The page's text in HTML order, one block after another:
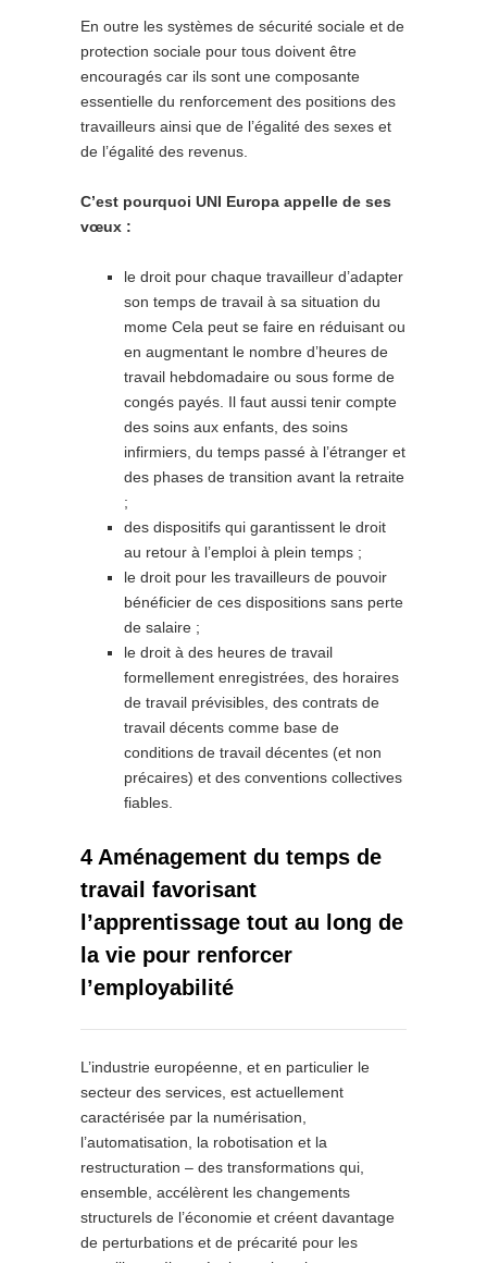
En outre les systèmes de sécurité sociale et de
protection sociale pour tous doivent être
encouragés car ils sont une composante
essentielle du renforcement des positions des
travailleurs ainsi que de l’égalité des sexes et
de l’égalité des revenus.
C’est pourquoi UNI Europa appelle de ses
vœux :
le droit pour chaque travailleur d’adapter
son temps de travail à sa situation du
mome Cela peut se faire en réduisant ou
en augmentant le nombre d’heures de
travail hebdomadaire ou sous forme de
congés payés. Il faut aussi tenir compte
des soins aux enfants, des soins
infirmiers, du temps passé à l’étranger et
des phases de transition avant la retraite
;
des dispositifs qui garantissent le droit
au retour à l’emploi à plein temps ;
le droit pour les travailleurs de pouvoir
bénéficier de ces dispositions sans perte
de salaire ;
le droit à des heures de travail
formellement enregistrées, des horaires
de travail prévisibles, des contrats de
travail décents comme base de
conditions de travail décentes (et non
précaires) et des conventions collectives
fiables.
4 Aménagement du temps de
travail favorisant
l’apprentissage tout au long de
la vie pour renforcer
l’employabilité
L’industrie européenne, et en particulier le
secteur des services, est actuellement
caractérisée par la numérisation,
l’automatisation, la robotisation et la
restructuration – des transformations qui,
ensemble, accélèrent les changements
structurels de l’économie et créent davantage
de perturbations et de précarité pour les